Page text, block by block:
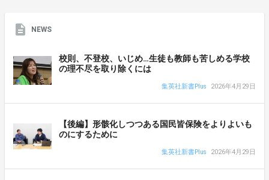
NEWS
校則、不登校、いじめ…生徒も教師も苦しめる学校
の理不尽を取り除くには
集英社新書Plus 2026年4月29日
【後編】形骸化しつつある国民皆保険をよりよいも
のにするために
集英社新書Plus 2026年4月29日